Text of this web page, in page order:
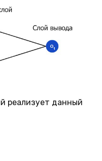
реализует данный